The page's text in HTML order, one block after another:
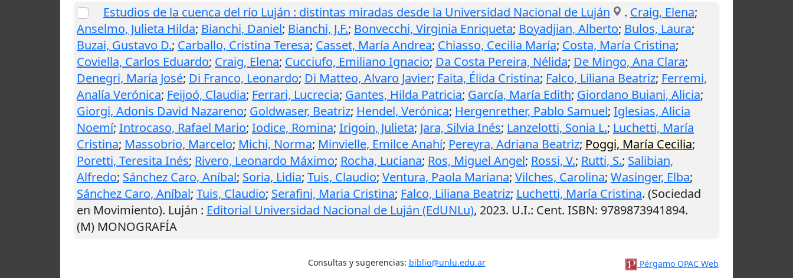
Estudios de la cuenca del río Luján : distintas miradas desde la Universidad Nacional de Luján
. Craig, Elena;
Anselmo, Julieta Hilda; Bianchi, Daniel; Bianchi, J.F.; Bonvecchi, Virginia Enriqueta; Boyadjian, Alberto; Bulos, Laura;
Buzai, Gustavo D.; Carballo, Cristina Teresa; Casset, María Andrea; Chiasso, Cecilia María; Costa, María Cristina;
Coviella, Carlos Eduardo; Craig, Elena; Cucciufo, Emiliano Ignacio; Da Costa Pereira, Nélida; De Mingo, Ana Clara;
Denegri, María José; Di Franco, Leonardo; Di Matteo, Alvaro Javier; Faita, Élida Cristina; Falco, Liliana Beatriz; Ferremi,
Analía Verónica; Feijoó, Claudia; Ferrari, Lucrecia; Gantes, Hilda Patricia; García, María Edith; Giordano Buiani, Alicia;
Giorgi, Adonis David Nazareno; Goldwaser, Beatriz; Hendel, Verónica; Hergenrether, Pablo Samuel; Iglesias, Alicia
Noemí; Introcaso, Rafael Mario; Iodice, Romina; Irigoin, Julieta; Jara, Silvia Inés; Lanzelotti, Sonia L.; Luchetti, María
Cristina; Massobrio, Marcelo; Michi, Norma; Minvielle, Emilce Anahí; Pereyra, Adriana Beatriz; Poggi, María Cecilia;
Poretti, Teresita Inés; Rivero, Leonardo Máximo; Rocha, Luciana; Ros, Miguel Angel; Rossi, V.; Rutti, S.; Salibian,
Alfredo; Sánchez Caro, Aníbal; Soria, Lidia; Tuis, Claudio; Ventura, Paola Mariana; Vilches, Carolina; Wasinger, Elba;
Sánchez Caro, Aníbal; Tuis, Claudio; Serafini, Maria Cristina; Falco, Liliana Beatriz; Luchetti, María Cristina. (Sociedad
en Movimiento). Luján : Editorial Universidad Nacional de Luján (EdUNLu), 2023. U.I.: Cent. ISBN: 9789873941894.
(M) MONOGRAFÍA
Consultas y sugerencias: biblio@unlu.edu.ar Pérgamo OPAC Web